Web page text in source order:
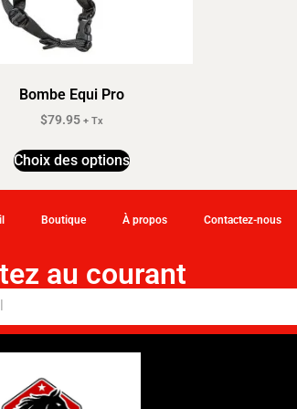
Bombe Equi Pro
$79.95 + Tx
Choix des options
Boutique À propos Contactez-nous
au courant